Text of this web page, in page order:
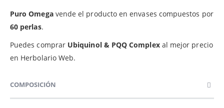
Puro Omega vende el producto en envases compuestos por
60 perlas.
Puedes comprar Ubiquinol & PQQComplex al mejor precio
en Herbolario Web.
COMPOSICIÓN